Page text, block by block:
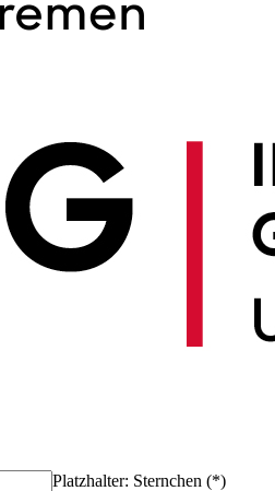
Platzhalter: Sternchen (*)